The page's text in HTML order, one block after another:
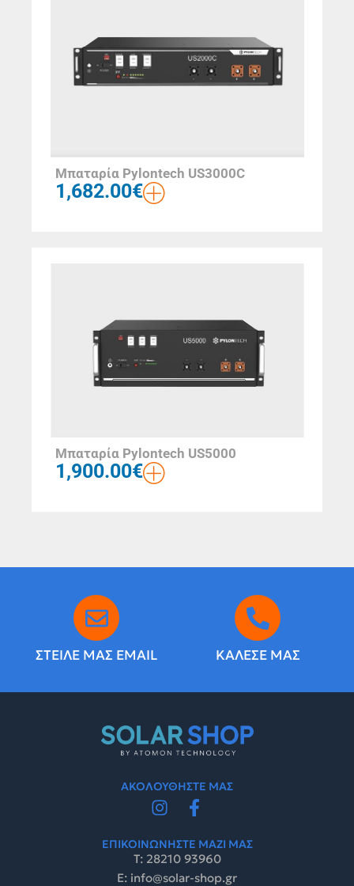
Μπαταρία Pylontech US3000C
1,682.00€
Μπαταρία Pylontech US5000
1,900.00€
ΣΤΕΙΛΕ ΜΑΣ EMAIL ΚΑΛΕΣΕ ΜΑΣ
ΑΚΟΛΟΥΘΗΣΤΕ ΜΑΣ
ΕΠΙΚΟΙΝΩΝΗΣΤΕ ΜΑΖΙ ΜΑΣ
Τ: 28210 93960
E: info@solar-shop.gr